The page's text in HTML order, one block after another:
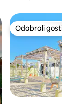
Odabrali gosti
Odabrali gosti